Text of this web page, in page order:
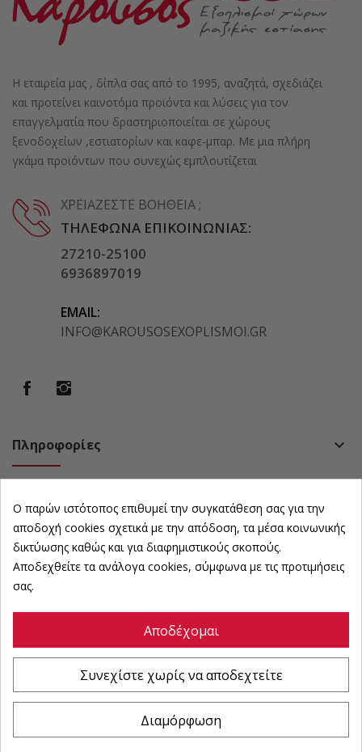
Η εταιρεία μας , δίπλα σας από το 1995, αναζητά, σχεδιάζει
και προτείνει καινοτόμα προϊόντα και λύσεις για τον
επαγγελματία που δραστηριοποιείται σε χώρους
ξενοδοχείων ,εστιατορίων και καφε-μπαρ. Με μια πλήρη
γκάμα προϊόντων που συνεχώς εμπλουτίζεται
ΧΡΕΙΆΖΕΣΤΕ ΒΟΉΘΕΙΑ ;
ΤΗΛΈΦΩΝΑ ΕΠΙΚΟΙΝΩΝΊΑΣ:
27210-25100
6936897019
EMAIL:
INFO@KAROUSOSEXOPLISMOI.GR
Πληροφορίες keyboard_arrow_down
Πολιτική keyboard_arrow_down
Ωράριο Καταστήματος keyboard_arrow_down
Newsletter
©karousosexoplismoi
All Rights Reserved | Powered by :
Ο παρών ιστότοπος επιθυμεί την συγκατάθεση σας για την
αποδοχή cookies σχετικά με την απόδοση, τα μέσα κοινωνικής
δικτύωσης καθώς και για διαφημιστικούς σκοπούς.
Αποδεχθείτε τα ανάλογα cookies, σύμφωνα με τις προτιμήσεις
σας.
Αποδέχομαι
Συνεχίστε χωρίς να αποδεχτείτε
Διαμόρφωση